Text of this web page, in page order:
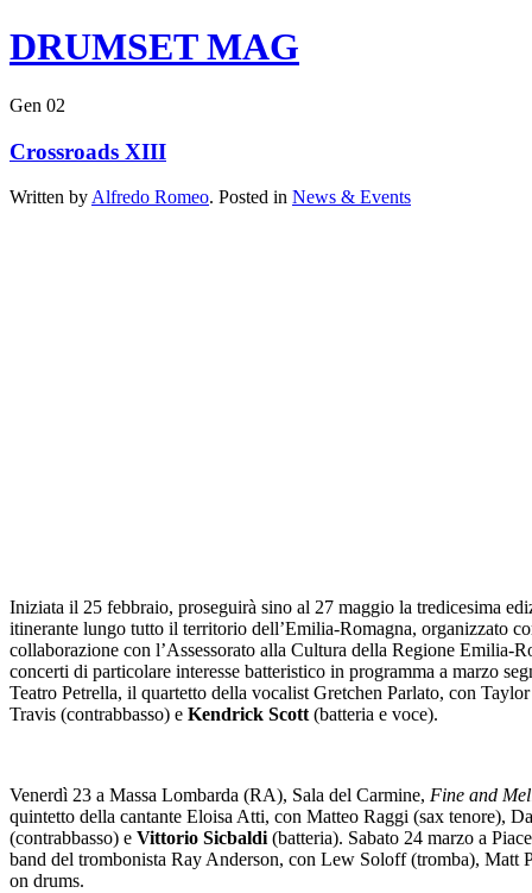
DRUMSET MAG
Gen 02
Crossroads XIII
Written by Alfredo Romeo. Posted in News & Events
Iniziata il 25 febbraio, proseguirà sino al 27 maggio la tredicesima
itinerante lungo tutto il territorio dell’Emilia-Romagna, organizzato
collaborazione con l’Assessorato alla Cultura della Regione Emilia-
concerti di particolare interesse batteristico in programma a marzo
Teatro Petrella, il quartetto della vocalist Gretchen Parlato, con
Travis (contrabbasso) e Kendrick Scott (batteria e voce).
Venerdì 23 a Massa Lombarda (RA), Sala del Carmine, Fine and
quintetto della cantante Eloisa Atti, con Matteo Raggi (sax tenore),
(contrabbasso) e Vittorio Sicbaldi (batteria). Sabato 24 marzo a
band del trombonista Ray Anderson, con Lew Soloff (tromba), Matt
on drums.